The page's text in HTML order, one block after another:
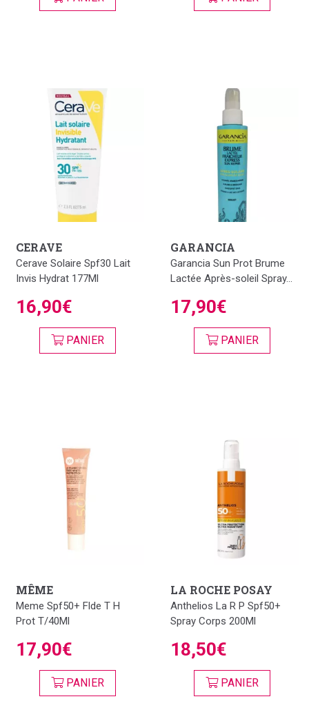
CERAVE
Cerave Solaire Spf30 Lait
Invis Hydrat 177Ml
16,90€
PANIER
GARANCIA
Garancia Sun Prot Brume
Lactée Après-soleil Spray...
17,90€
PANIER
MÊME
Meme Spf50+ Flde T H
Prot T/40Ml
17,90€
PANIER
LA ROCHE POSAY
Anthelios La R P Spf50+
Spray Corps 200Ml
18,50€
PANIER